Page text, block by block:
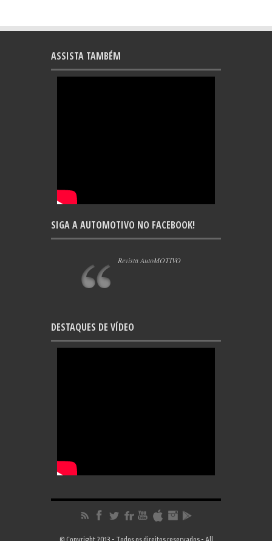
ASSISTA TAMBÉM
SIGA A AUTOMOTIVO NO FACEBOOK!
Revista AutoMOTIVO
DESTAQUES DE VÍDEO